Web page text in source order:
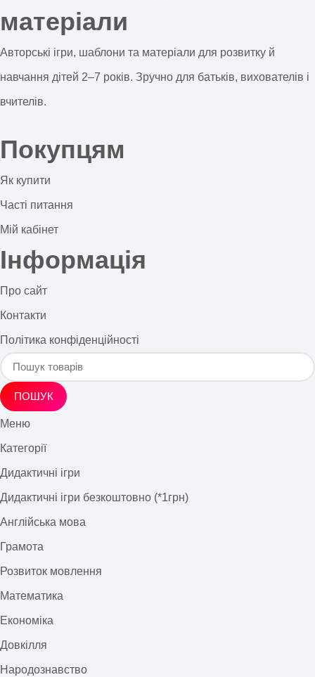
матеріали
Авторські ігри, шаблони та матеріали для розвитку й
навчання дітей 2–7 років. Зручно для батьків, вихователів і
вчителів.
Покупцям
Як купити
Часті питання
Мій кабінет
Інформація
Про сайт
Контакти
Політика конфіденційності
ПОШУК
Меню
Категорії
Дидактичні ігри
Дидактичні ігри безкоштовно (*1грн)
Англійська мова
Грамота
Розвиток мовлення
Математика
Економіка
Довкілля
Народознавство